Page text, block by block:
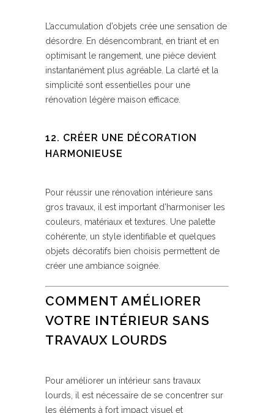
L’accumulation d’objets crée une sensation de
désordre. En désencombrant, en triant et en
optimisant le rangement, une pièce devient
instantanément plus agréable. La clarté et la
simplicité sont essentielles pour une
rénovation légère maison efficace.
12. CRÉER UNE DÉCORATION
HARMONIEUSE
Pour réussir une rénovation intérieure sans
gros travaux, il est important d’harmoniser les
couleurs, matériaux et textures. Une palette
cohérente, un style identifiable et quelques
objets décoratifs bien choisis permettent de
créer une ambiance soignée.
COMMENT AMÉLIORER
VOTRE INTÉRIEUR SANS
TRAVAUX LOURDS
Pour améliorer un intérieur sans travaux
lourds, il est nécessaire de se concentrer sur
les éléments à fort impact visuel et